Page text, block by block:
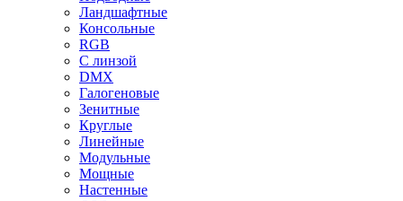
Ландшафтные
Консольные
RGB
С линзой
DMX
Галогеновые
Зенитные
Круглые
Линейные
Модульные
Мощные
Настенные